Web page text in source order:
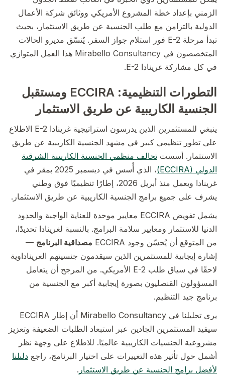
الزمني بإعداد خطة المشروع الأمريكي ووثائق شركة الأعمال
الدولية بالتزامن مع طلب الجنسية عن طريق الاستثمار، بحيث
تبدأ مرحلة E-2 فور استلام جواز السفر. يُنسّق مديرو الحالات
المتخصصون في Mirabello Consultancy هذا العمل المتوازي
في كل مشاركة غرينادا E-2.
التطورات التنظيمية: ECCIRA ومستقبل
الجنسية الكاريبية عن طريق الاستثمار
ينبغي للمستثمرين الذين يدرسون استراتيجية غرينادا E-2 الاطلاع
على تطور تنظيمي كبير في مشهد الجنسية الكاريبية عن طريق
الاستثمار. أسست تحالف منظمي الجنسية الكاريبية الشرقية
الدولي (ECCIRA)
، الذي أُسس في ديسمبر 2025 بمقر في
غرينادا ويعمل منذ أبريل 2026، إطارًا تنظيميًا فوق وطني
يشرف على جميع برامج الجنسية الكاريبية عن طريق الاستثمار.
يشمل تفويض ECCIRA معايير موحدة للعناية الواجبة والحدود
الدنيا للاستثمار ومعايير سلامة البرامج. بالنسبة لغرينادا تحديدًا،
من المتوقع أن يُحسّن وجود ECCIRA
مصداقية البرنامج —
إشارة إيجابية للمستثمرين الذين سيقدمون جنسيتهم الغريناداوية
لاحقًا في سياق طلب E-2 الأمريكي. من المرجح أن يتعامل
المسؤولون القنصليون بصورة إيجابية أكبر مع الجنسية من
برنامج جيد التنظيم.
يرى تحليلنا في Mirabello Consultancy أن إطار ECCIRA
سيفيد المستثمرين الجادين عبر استبعاد الطلبات الضعيفة وتعزيز
مشروعية الجنسيات الكاريبية عالميًا. للاطلاع على وجهة نظر
أشمل حول تأثير هذه التغييرات على اختيار البرنامج، راجع دليلنا
لأفضل برامج الجنسية عن طريق الاستثمار .